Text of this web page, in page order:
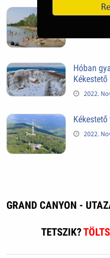
Hóban
Kékestető
2022.
2022.
GRAND CANYON -
TETSZIK?